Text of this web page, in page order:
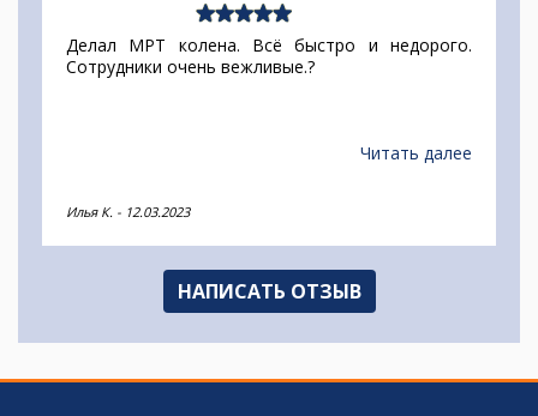
Делал МРТ колена. Всё быстро и недорого.
Сотрудники очень вежливые.?
Читать далее
Илья К. - 12.03.2023
НАПИСАТЬ ОТЗЫВ